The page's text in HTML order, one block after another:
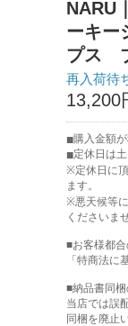
NARU
ーキー
プス
再入荷待
13,200
購入金額
定休日は
※定休日に
ます。
※悪天候等
くださいませ
■お客様都
「特商法に
■納品書同
当店では誤
同梱を廃止